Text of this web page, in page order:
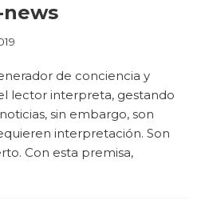
news
de conciencia y
lector interpreta, gestando
sin embargo, son
interpretación. Son
Con esta premisa,